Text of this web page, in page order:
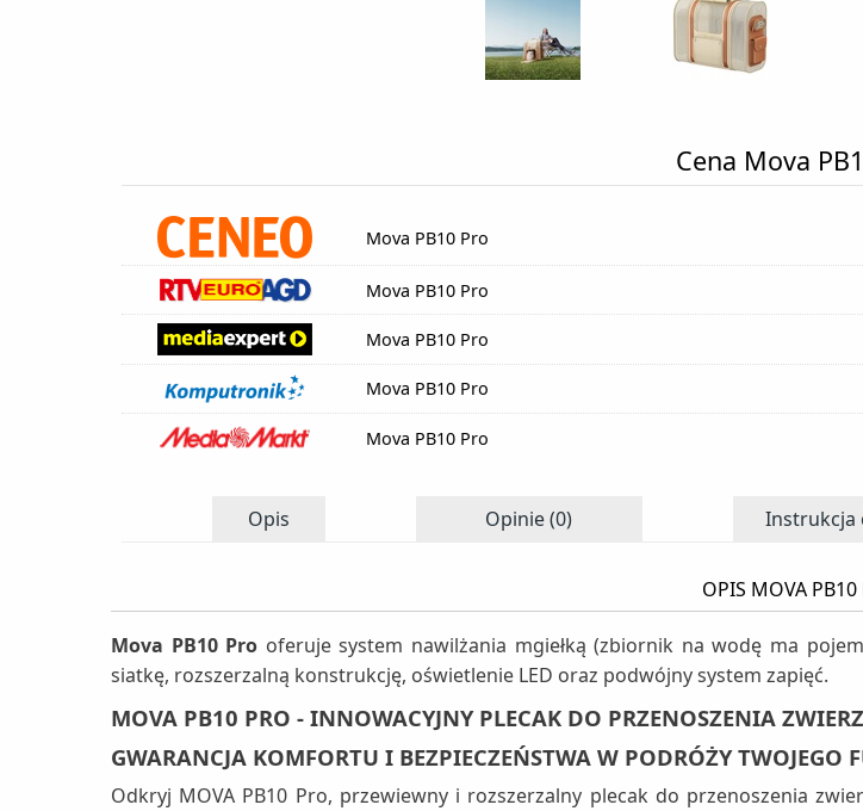
Cena Mova
Mova PB10 Pro
Mova PB10 Pro
Mova PB10 Pro
Mova PB10 Pro
Mova PB10 Pro
Opis Opinie (0) Instrukcja
OPIS MOVA PB10
Mova PB10 Pro oferuje system nawilżania mgiełką (zbiornik na wodę ma
siatkę, rozszerzalną konstrukcję, oświetlenie LED oraz podwójny system zapięć.
MOVA PB10 PRO - INNOWACYJNY PLECAK DO PRZENOSZENIA
GWARANCJA KOMFORTU I BEZPIECZEŃSTWA W PODRÓŻY TWOJEGO
Odkryj MOVA PB10 Pro, przewiewny i rozszerzalny plecak do przenoszenia